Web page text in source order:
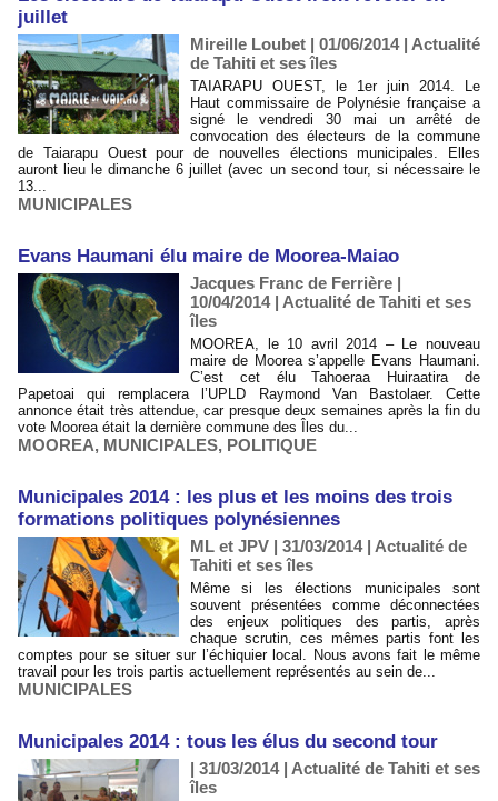
juillet
Mireille Loubet | 01/06/2014| Actualité
de Tahiti et ses îles
TAIARAPU OUEST, le 1er juin 2014. Le
Haut commissaire de Polynésie française a
signé le vendredi 30 mai un arrêté de
convocation des électeurs de la commune
de Taiarapu Ouest pour de nouvelles élections municipales. Elles
auront lieu le dimanche 6 juillet (avec un second tour, si nécessaire le
13...
MUNICIPALES
Evans Haumani élu maire de Moorea-Maiao
Jacques Franc de Ferrière |
10/04/2014| Actualité de Tahiti et ses
îles
MOOREA, le 10 avril 2014 – Le nouveau
maire de Moorea s’appelle Evans Haumani.
C’est cet élu Tahoeraa Huiraatira de
Papetoai qui remplacera l’UPLD Raymond Van Bastolaer. Cette
annonce était très attendue, car presque deux semaines après la fin du
vote Moorea était la dernière commune des Îles du...
MOOREA, MUNICIPALES, POLITIQUE
Municipales 2014 : les plus et les moins des trois
formations politiques polynésiennes
ML et JPV | 31/03/2014| Actualité de
Tahiti et ses îles
Même si les élections municipales sont
souvent présentées comme déconnectées
des enjeux politiques des partis, après
chaque scrutin, ces mêmes partis font les
comptes pour se situer sur l’échiquier local. Nous avons fait le même
travail pour les trois partis actuellement représentés au sein de...
MUNICIPALES
Municipales 2014 : tous les élus du second tour
| 31/03/2014| Actualité de Tahiti et ses
îles